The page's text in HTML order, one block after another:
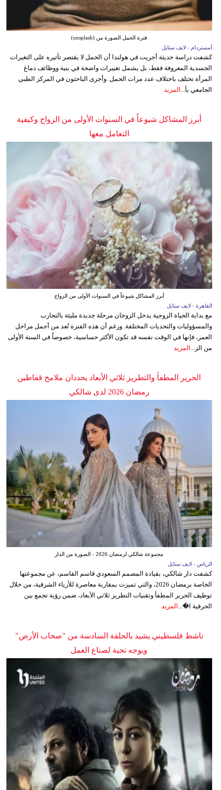
فترة الحمل الصورة من (unsplash)
أمستردام - لايف ستايل
كشفت دراسة حديثة أجريت في هولندا أن الحمل لا يقتصر تأثيره على التغيرات
الجسدية المعروفة فقط، بل يشمل تغييرات واضحة في بنية ووظائف دماغ
المرأة تختلف باختلاف عدد مرات الحمل. وأجرى الباحثون في المركز الطبي
الجامعي بأ... المزيد
أبرز المشاكل شيوعاً في السنوات الأولى من الزواج وكيفية
التعامل معها
أبرز المشاكل شيوعاً في السنوات الأولى من الزواج
القاهرة - لايف ستايل
مع بداية الحياة الزوجية يدخل الزوجان مرحلة جديدة مليئة بالتجارب
والمسؤوليات والتحديات المختلفة. ورغم أن هذه الفترة تُعد من أجمل مراحل
العمر، فإنها في الوقت نفسه قد تكون الأكثر حساسية، خصوصاً في السنة الأولى
من الز...
المزيد
الحرير المطفأ والتطريز ثلاثي الأبعاد يحددان ملامح قفاطين
رمضان 2026 لدى شالكي
مجموعة شالكي لرمضان 2026 - الصورة من الدار
الرياض - لايف ستايل
كشفت دار شالكي، بقيادة المصمم السعودي قاسم القاسم، عن مجموعتها
الخاصة برمضان 2026، والتي تميزت بمقاربة معاصرة للأزياء الشرقية، من خلال
توظيف الحرير المطفأ وتقنيات التطريز ثلاثي الأبعاد، ضمن رؤية تجمع بين
الحرفية ا�... المزيد
ناشط فلسطيني يشيد بالحلقة السادسة من "صحاب الأرض"
ويوجه تحية لصناع العمل